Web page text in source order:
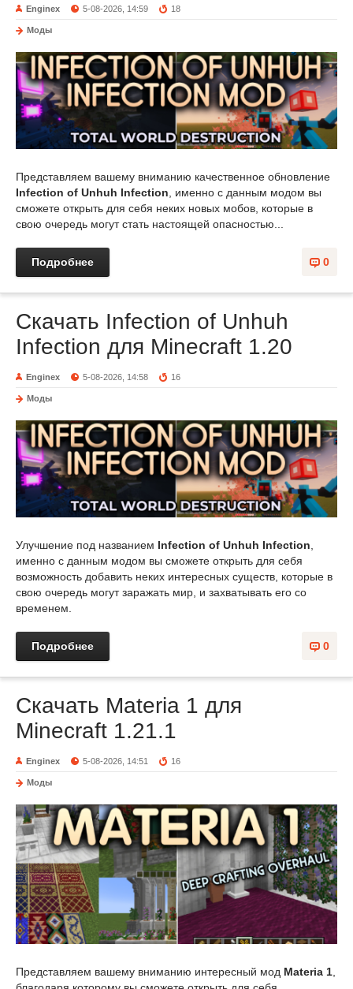
Enginex 5-08-2026, 14:59 18
Моды
Представляем вашему вниманию качественное обновление
Infection of Unhuh Infection , именно с данным модом вы
сможете открыть для себя неких новых мобов, которые в
свою очередь могут стать настоящей опасностью...
0
Подробнее
Скачать Infection of Unhuh
Infection для Minecraft 1.20
Enginex 5-08-2026, 14:58 16
Моды
Улучшение под названием Infection of Unhuh Infection,
именно с данным модом вы сможете открыть для себя
возможность добавить неких интересных существ, которые в
свою очередь могут заражать мир, и захватывать его со
временем.
0
Подробнее
Скачать Materia 1 для
Minecraft 1.21.1
Enginex 5-08-2026, 14:51 16
Моды
Представляем вашему вниманию интересный мод Materia 1,